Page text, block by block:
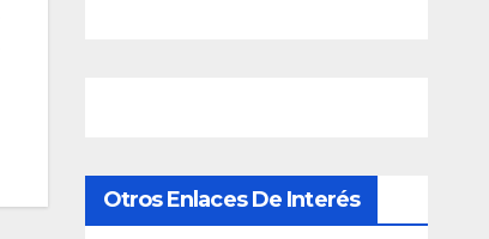
Otros Enlaces De Interés